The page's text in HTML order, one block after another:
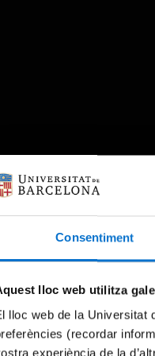
Consentiment
lloc web utilitza
lloc web de la Universitat
(recordar
experiència de la